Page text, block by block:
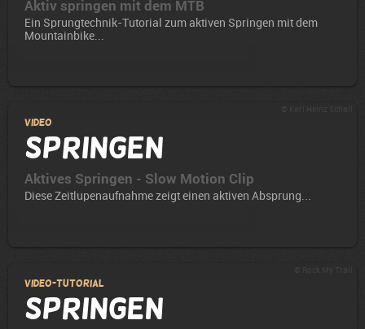
Aktiv springen mit dem MTB
Ein Sprungtechnik-Tutorial zum aktiven Springen mit dem
Mountainbike...
Video
Springen
Aktives Springen - Slow Motion Clip
Diese Zeitlupenaufnahme zeigt einen aktiven Absprung...
Video-Tutorial
Springen